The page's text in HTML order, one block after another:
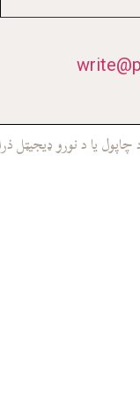
يا د نورو ډيجيټل